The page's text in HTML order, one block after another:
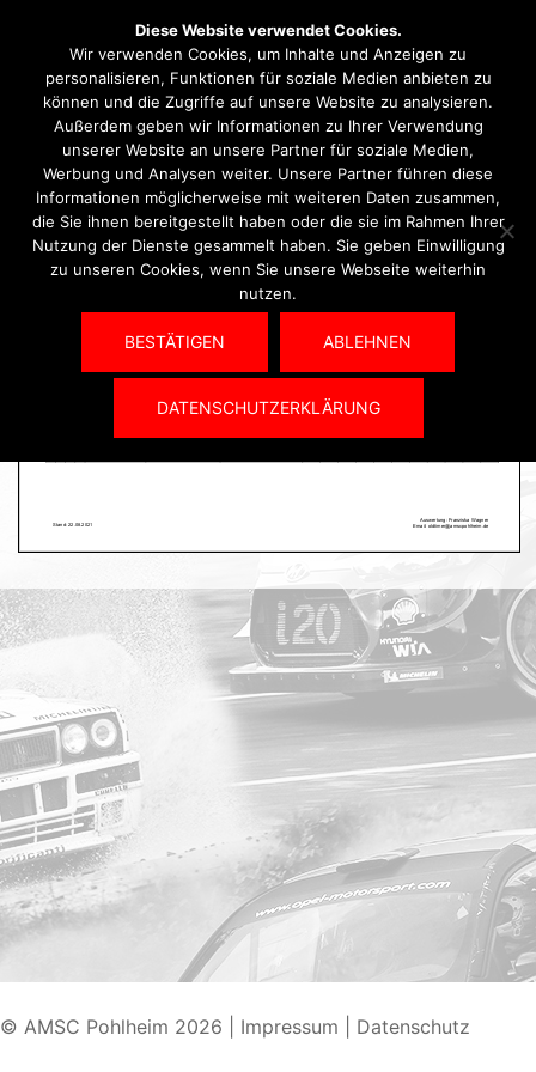
springen
Ergebnis
© AMSC Pohlheim 2026 Impressum Datenschutz
Diese Website verwendet Cookies.
Wir verwenden Cookies, um Inhalte und Anzeigen zu
personalisieren, Funktionen für soziale Medien anbieten zu
können und die Zugriffe auf unsere Website zu analysieren.
Außerdem geben wir Informationen zu Ihrer Verwendung
unserer Website an unsere Partner für soziale Medien,
Werbung und Analysen weiter. Unsere Partner führen diese
Informationen möglicherweise mit weiteren Daten zusammen,
die Sie ihnen bereitgestellt haben oder die sie im Rahmen Ihrer
Nutzung der Dienste gesammelt haben. Sie geben Einwilligung
zu unseren Cookies, wenn Sie unsere Webseite weiterhin
nutzen.
BESTÄTIGEN ABLEHNEN
DATENSCHUTZERKLÄRUNG